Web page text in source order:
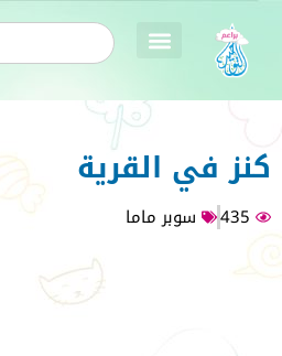
كنز في القرية
435 سوبر ماما